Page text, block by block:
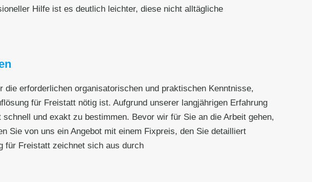
Hilfe ist es deutlich leichter, diese nicht alltägliche
erforderlichen organisatorischen und praktischen Kenntnisse,
für Freistatt nötig ist. Aufgrund unserer langjährigen Erfahrung
und exakt zu bestimmen. Bevor wir für Sie an die Arbeit gehen,
Sie von uns ein Angebot mit einem Fixpreis, den Sie detailliert
für Freistatt zeichnet sich aus durch